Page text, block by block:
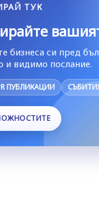
ТУК
бизнеса си пред
и видимо послание.
ПУБЛИКАЦИИ